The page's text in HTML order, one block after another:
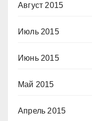
Август 2015
Июль 2015
Июнь 2015
Май 2015
Апрель 2015